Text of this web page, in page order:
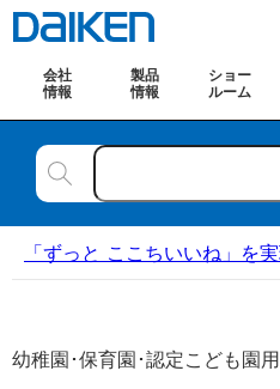
会社
情報
製品
情報
ショー
ルーム
「ずっと ここちいいね」を
幼稚園･保育園･認定こども園